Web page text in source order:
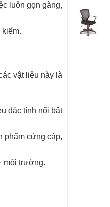
luôn gọn gàng,
vật liệu này là
đặc tính nổi bật
phẩm cứng cáp,
môi trường.